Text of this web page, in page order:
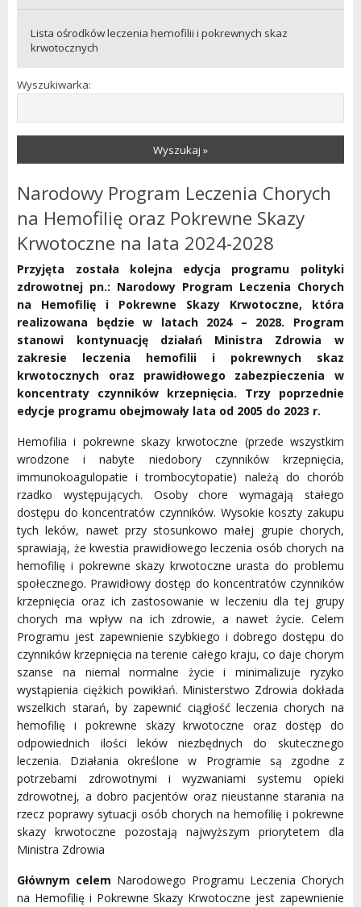
Lista ośrodków leczenia hemofilii i pokrewnych skaz
krwotocznych
Wyszukiwarka:
Wyszukaj »
Narodowy Program Leczenia Chorych
na Hemofilię oraz Pokrewne Skazy
Krwotoczne na lata 2024-2028
Przyjęta została kolejna edycja programu polityki
zdrowotnej pn.: Narodowy Program Leczenia Chorych
na Hemofilię i Pokrewne Skazy Krwotoczne, która
realizowana będzie w latach 2024 – 2028. Program
stanowi kontynuację działań Ministra Zdrowia w
zakresie leczenia hemofilii i pokrewnych skaz
krwotocznych oraz prawidłowego zabezpieczenia w
koncentraty czynników krzepnięcia. Trzy poprzednie
edycje programu obejmowały lata od 2005 do 2023 r.
Hemofilia i pokrewne skazy krwotoczne (przede wszystkim
wrodzone i nabyte niedobory czynników krzepnięcia,
immunokoagulopatie i trombocytopatie) należą do chorób
rzadko występujących. Osoby chore wymagają stałego
dostępu do koncentratów czynników. Wysokie koszty zakupu
tych leków, nawet przy stosunkowo małej grupie chorych,
sprawiają, że kwestia prawidłowego leczenia osób chorych na
hemofilię i pokrewne skazy krwotoczne urasta do problemu
społecznego. Prawidłowy dostęp do koncentratów czynników
krzepnięcia oraz ich zastosowanie w leczeniu dla tej grupy
chorych ma wpływ na ich zdrowie, a nawet życie. Celem
Programu jest zapewnienie szybkiego i dobrego dostępu do
czynników krzepnięcia na terenie całego kraju, co daje chorym
szanse na niemal normalne życie i minimalizuje ryzyko
wystąpienia ciężkich powikłań. Ministerstwo Zdrowia dokłada
wszelkich starań, by zapewnić ciągłość leczenia chorych na
hemofilię i pokrewne skazy krwotoczne oraz dostęp do
odpowiednich ilości leków niezbędnych do skutecznego
leczenia. Działania określone w Programie są zgodne z
potrzebami zdrowotnymi i wyzwaniami systemu opieki
zdrowotnej, a dobro pacjentów oraz nieustanne starania na
rzecz poprawy sytuacji osób chorych na hemofilię i pokrewne
skazy krwotoczne pozostają najwyższym priorytetem dla
Ministra Zdrowia
Głównym celem Narodowego Programu Leczenia Chorych
na Hemofilię i Pokrewne Skazy Krwotoczne jest zapewnienie